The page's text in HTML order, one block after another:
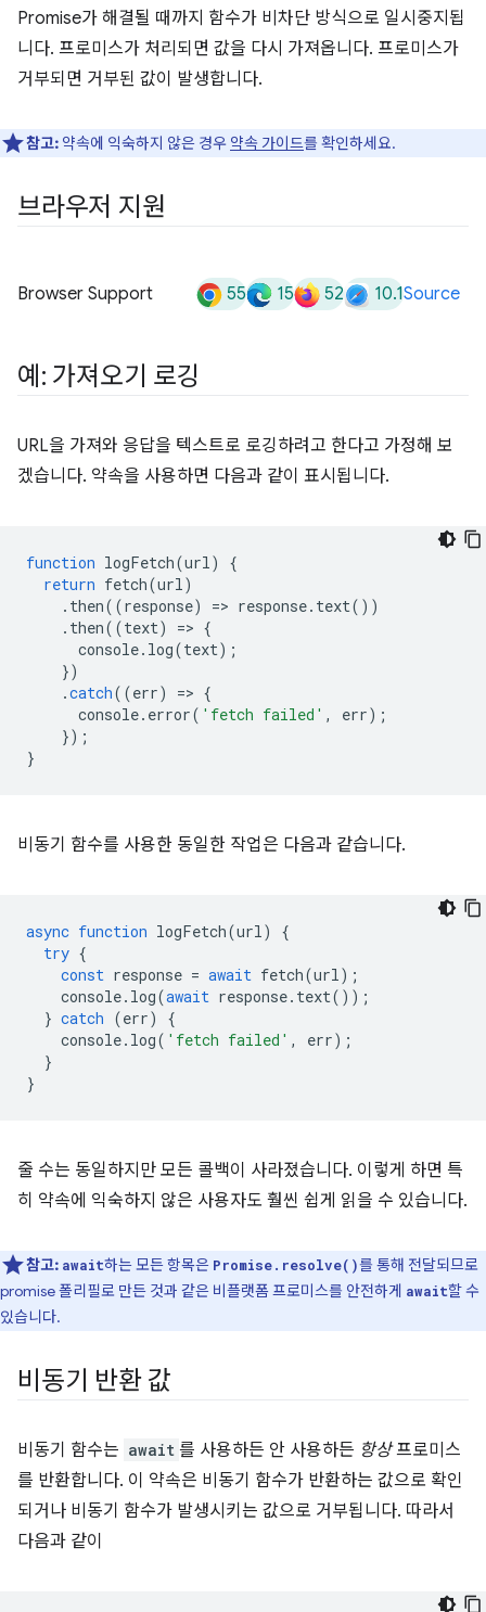
Promise가 해결될 때까지 함수가 비차단 방식으로 일시중지됩
니다. 프로미스가 처리되면 값을 다시 가져옵니다. 프로미스가
거부되면 거부된 값이 발생합니다.
참고: 약속에 익숙하지 않은 경우 약속 가이드를 확인하세요.
브라우저 지원
Browser Support 55 15 52 10.1Source
예: 가져오기 로깅
URL을 가져와 응답을 텍스트로 로깅하려고 한다고 가정해 보
겠습니다. 약속을 사용하면 다음과 같이 표시됩니다.
function logFetch(url)
{
return fetch(url)
. then((response) => response. text())
. then((text) => {
console. log(text);
})
.catch((err) => {
console. error( 'fetch failed' , err);
});
}
비동기 함수를 사용한 동일한 작업은 다음과 같습니다.
async function logFetch(url)
{
try {
const response = await fetch(url);
console. log(await response. text());
} catch (err)
{
console. log( 'fetch failed' , err)
}
}
줄 수는 동일하지만 모든 콜백이 사라졌습니다. 이렇게 하면 특
히 약속에 익숙하지 않은 사용자도 훨씬 쉽게 읽을 수 있습니다.
참고: await하는 모든 항목은 Promise.resolve()를 통해 전달되므로
promise 폴리필로 만든 것과 같은 비플랫폼 프로미스를 안전하게 await할 수
있습니다.
비동기 반환 값
비동기 함수는 await 를 사용하든 안 사용하든 항상프로미스
를 반환합니다. 이 약속은 비동기 함수가 반환하는 값으로 확인
되거나 비동기 함수가 발생시키는 값으로 거부됩니다. 따라서
다음과 같이